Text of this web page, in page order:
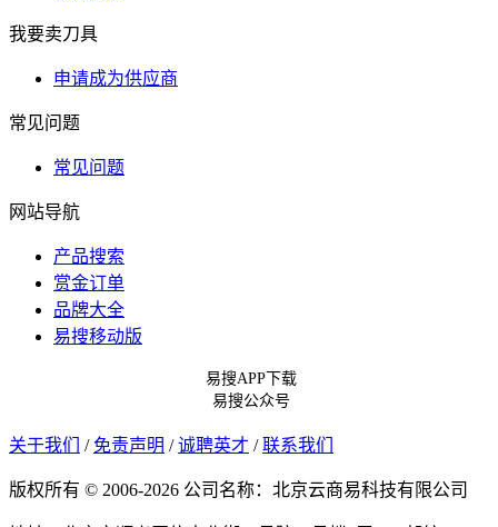
我要卖刀具
申请成为供应商
常见问题
常见问题
网站导航
产品搜索
赏金订单
品牌大全
易搜移动版
易搜APP下载
易搜公众号
关于我们 / 免责声明 / 诚聘英才 / 联系我们
版权所有 © 2006-2026 公司名称：北京云商易科技有限公司